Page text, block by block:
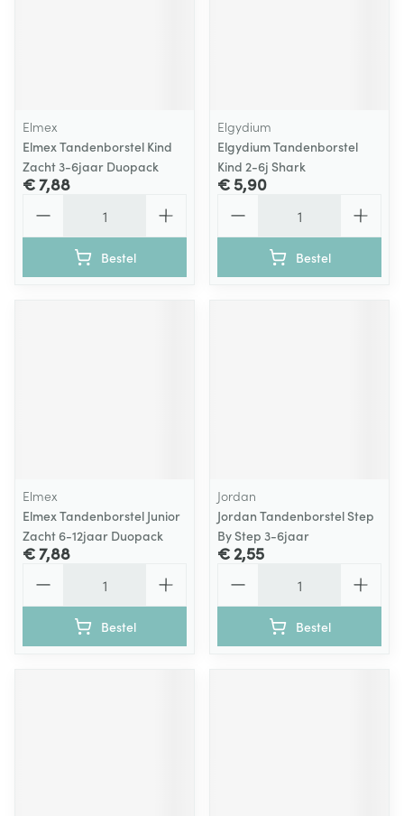
Elmex
Elmex Tandenborstel Kind
Zacht 3-6jaar Duopack
€ 7,88
Bestel
Elgydium
Elgydium Tandenborstel
Kind 2-6j Shark
€ 5,90
Bestel
Elmex
Elmex Tandenborstel Junior
Zacht 6-12jaar Duopack
€ 7,88
Bestel
Jordan
Jordan Tandenborstel Step
By Step 3-6jaar
€ 2,55
Bestel